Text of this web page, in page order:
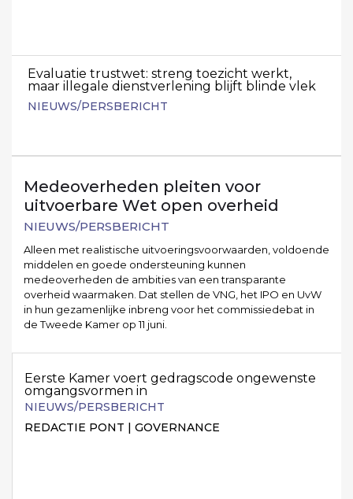
Evaluatie trustwet: streng toezicht werkt,
maar illegale dienstverlening blijft blinde vlek
NIEUWS/PERSBERICHT
Medeoverheden pleiten voor
uitvoerbare Wet open overheid
NIEUWS/PERSBERICHT
Alleen met realistische uitvoeringsvoorwaarden, voldoende
middelen en goede ondersteuning kunnen
medeoverheden de ambities van een transparante
overheid waarmaken. Dat stellen de VNG, het IPO en UvW
in hun gezamenlijke inbreng voor het commissiedebat in
de Tweede Kamer op 11 juni.
Eerste Kamer voert gedragscode ongewenste
omgangsvormen in
NIEUWS/PERSBERICHT
REDACTIE PONT | GOVERNANCE